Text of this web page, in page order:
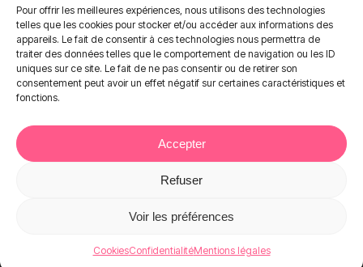
Pour offrir les meilleures expériences, nous utilisons des technologies
telles que les cookies pour stocker et/ou accéder aux informations des
appareils. Le fait de consentir à ces technologies nous permettra de
traiter des données telles que le comportement de navigation ou les ID
uniques sur ce site. Le fait de ne pas consentir ou de retirer son
consentement peut avoir un effet négatif sur certaines caractéristiques et
fonctions.
Accepter
Refuser
Voir les préférences
CookiesConfidentialitéMentions légales